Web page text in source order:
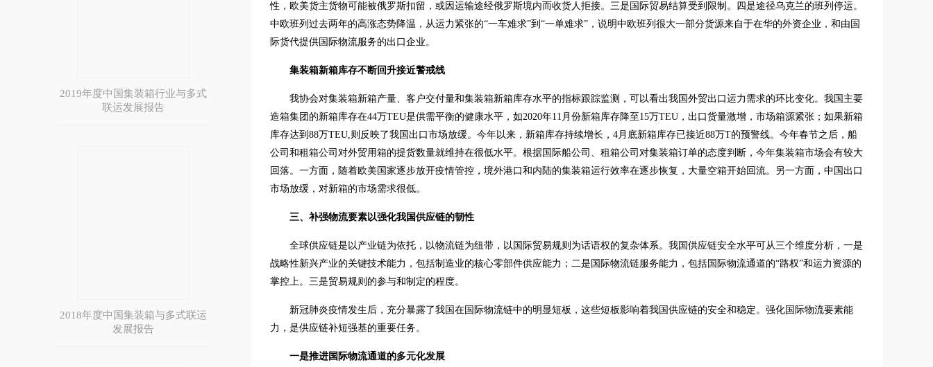
2019年度中国集装箱行业与多式
联运发展报告
2018年度中国集装箱与多式联运
发展报告
性，欧美货主货物可能被俄罗斯扣留，或因运输途经俄罗斯境内而收货人拒接。三是国际贸易结算受到限制。四是途径乌克兰的班列停运。
中欧班列过去两年的高涨态势降温，从运力紧张的“一车难求”到“一单难求”，说明中欧班列很大一部分货源来自于在华的外资企业，和由国
际货代提供国际物流服务的出口企业。
集装箱新箱库存不断回升接近警戒线
我协会对集装箱新箱产量、客户交付量和集装箱新箱库存水平的指标跟踪监测，可以看出我国外贸出口运力需求的环比变化。我国主要
造箱集团的新箱库存在44万TEU是供需平衡的健康水平，如2020年11月份新箱库存降至15万TEU，出口货量激增，市场箱源紧张；如果新箱
库存达到88万TEU,则反映了我国出口市场放缓。今年以来，新箱库存持续增长，4月底新箱库存已接近88万T的预警线。今年春节之后，船
公司和租箱公司对外贸用箱的提货数量就维持在很低水平。根据国际船公司、租箱公司对集装箱订单的态度判断，今年集装箱市场会有较大
回落。一方面，随着欧美国家逐步放开疫情管控，境外港口和内陆的集装箱运行效率在逐步恢复，大量空箱开始回流。另一方面，中国出口
市场放缓，对新箱的市场需求很低。
三、补强物流要素以强化我国供应链的韧性
全球供应链是以产业链为依托，以物流链为纽带，以国际贸易规则为话语权的复杂体系。我国供应链安全水平可从三个维度分析，一是
战略性新兴产业的关键技术能力，包括制造业的核心零部件供应能力；二是国际物流链服务能力，包括国际物流通道的“路权”和运力资源的
掌控上。三是贸易规则的参与和制定的程度。
新冠肺炎疫情发生后，充分暴露了我国在国际物流链中的明显短板，这些短板影响着我国供应链的安全和稳定。强化国际物流要素能
力，是供应链补短强基的重要任务。
一是推进国际物流通道的多元化发展